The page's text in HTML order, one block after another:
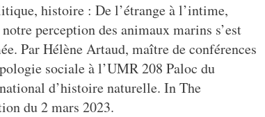
histoire : De l’étrange à l’intime,
perception des animaux marins s’est
Par Hélène Artaud, maître de conférences
sociale à l’UMR 208 Paloc du
d’histoire naturelle. In The
du 2 mars 2023.